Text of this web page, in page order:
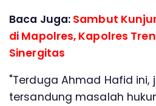
Baca Juga: Sambut
di Mapolres, Kapolres
Sinergitas
"Terduga Ahmad Hafid ini,
tersandung masalah